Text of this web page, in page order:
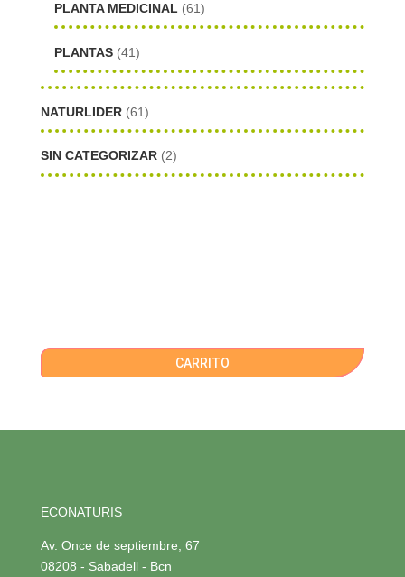
PLANTA MEDICINAL (61)
PLANTAS (41)
NATURLIDER (61)
SIN CATEGORIZAR (2)
CARRITO
ECONATURIS
Av. Once de septiembre, 67
08208 - Sabadell - Bcn